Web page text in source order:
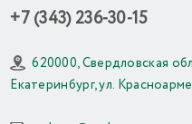
+7 (343) 236-30-15
620000, Свердловская
Екатеринбург, ул.